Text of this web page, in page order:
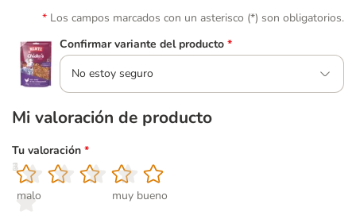
Los campos marcados con un asterisco (*) son obligatorios.
Confirmar variante del producto *
No estoy seguro
Mi valoración de producto
Tu valoración *
1
malo
2
3
4
5
muy bueno